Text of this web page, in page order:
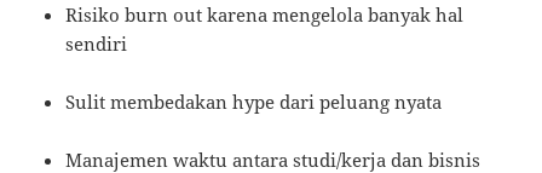
Risiko burn out karena mengelola banyak hal
sendiri
Sulit membedakan hype dari peluang nyata
Manajemen waktu antara studi/kerja dan bisnis